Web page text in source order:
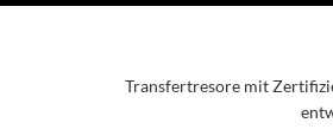
Transfertresore mit